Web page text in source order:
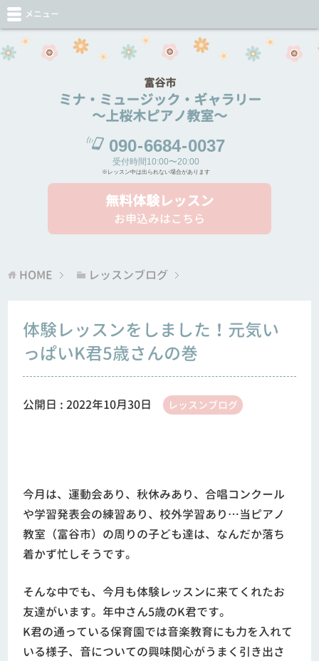
富谷市
ミナ・ミュージック・ギャラリー
～上桜木ピアノ教室～
090-6684-0037
受付時間10:00〜20:00
※レッスン中は出られない場合があります
無料体験レッスン
お申込みはこちら
メニュー
HOME レッスンブログ
体験レッスンをしました！元気い
っぱいK君5歳さんの巻
公開日 :2022年10月30日 レッスンブログ
今月は、運動会あり、秋休みあり、合唱コンクール
や学習発表会の練習あり、校外学習あり…当ピアノ
教室（富谷市）の周りの子ども達は、なんだか落ち
着かず忙しそうです。
そんな中でも、今月も体験レッスンに来てくれたお
友達がいます。年中さん5歳のK君です。
K君の通っている保育園では音楽教育にも力を入れて
いる様子、音についての興味関心がうまく引き出さ